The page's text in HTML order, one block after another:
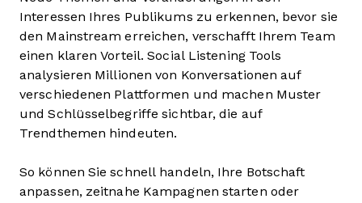
Interessen Ihres Publikums zu erkennen, bevor sie
den Mainstream erreichen, verschafft Ihrem Team
einen klaren Vorteil. Social Listening Tools
analysieren Millionen von Konversationen auf
verschiedenen Plattformen und machen Muster
und Schlüsselbegriffe sichtbar, die auf
Trendthemen hindeuten.
So können Sie schnell handeln, Ihre Botschaft
anpassen, zeitnahe Kampagnen starten oder